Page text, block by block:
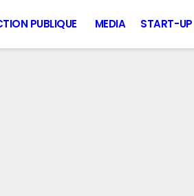
PUBLIQUE MEDIA START-UP